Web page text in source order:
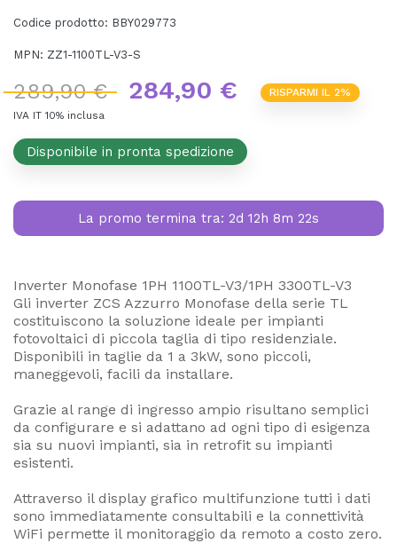
Codice prodotto: BBY029773
MPN: ZZ1-1100TL-V3-S
289,90 € 284,90 €
RISPARMI IL 2%
IVA IT 10% inclusa
Disponibile in pronta spedizione
La promo termina tra: 2d 12h 8m 22s
Inverter Monofase 1PH 1100TL-V3/1PH 3300TL-V3
Gli inverter ZCS Azzurro Monofase della serie TL
costituiscono la soluzione ideale per impianti
fotovoltaici di piccola taglia di tipo residenziale.
Disponibili in taglie da 1 a 3kW, sono piccoli,
maneggevoli, facili da installare.
Grazie al range di ingresso ampio risultano semplici
da configurare e si adattano ad ogni tipo di esigenza
sia su nuovi impianti, sia in retrofit su impianti
esistenti.
Attraverso il display grafico multifunzione tutti i dati
sono immediatamente consultabili e la connettività
WiFi permette il monitoraggio da remoto a costo zero.